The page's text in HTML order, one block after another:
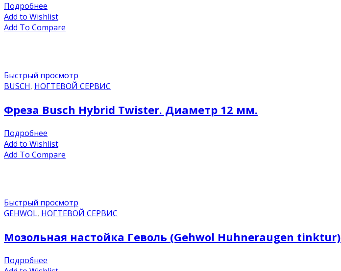
Подробнее
Add to Wishlist
Add To Compare
Быстрый просмотр
BUSCH, НОГТЕВОЙ СЕРВИС
Фреза Busch Hybrid Twister. Диаметр 12 мм.
Подробнее
Add to Wishlist
Add To Compare
Быстрый просмотр
GEHWOL, НОГТЕВОЙ СЕРВИС
Мозольная настойка Геволь (Gehwol Huhneraugen tinktur)
Подробнее